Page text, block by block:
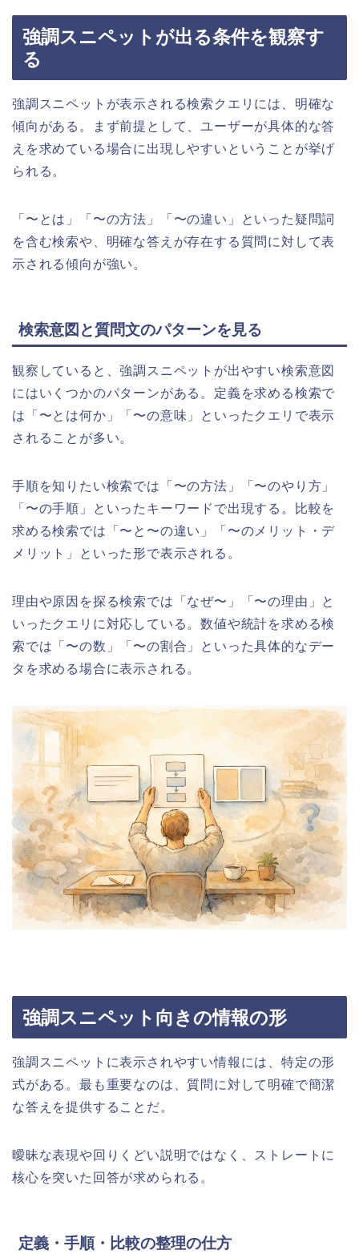
強調スニペットが出る条件を観察す
る
強調スニペットが表示される検索クエリには、明確な
傾向がある。まず前提として、ユーザーが具体的な答
えを求めている場合に出現しやすいということが挙げ
られる。
「〜とは」「〜の方法」「〜の違い」といった疑問詞
を含む検索や、明確な答えが存在する質問に対して表
示される傾向が強い。
検索意図と質問文のパターンを見る
観察していると、強調スニペットが出やすい検索意図
にはいくつかのパターンがある。定義を求める検索で
は「〜とは何か」「〜の意味」といったクエリで表示
されることが多い。
手順を知りたい検索では「〜の方法」「〜のやり方」
「〜の手順」といったキーワードで出現する。比較を
求める検索では「〜と〜の違い」「〜のメリット・デ
メリット」といった形で表示される。
理由や原因を探る検索では「なぜ〜」「〜の理由」と
いったクエリに対応している。数値や統計を求める検
索では「〜の数」「〜の割合」といった具体的なデー
タを求める場合に表示される。
強調スニペット向きの情報の形
強調スニペットに表示されやすい情報には、特定の形
式がある。最も重要なのは、質問に対して明確で簡潔
な答えを提供することだ。
曖昧な表現や回りくどい説明ではなく、ストレートに
核心を突いた回答が求められる。
定義・手順・比較の整理の仕方